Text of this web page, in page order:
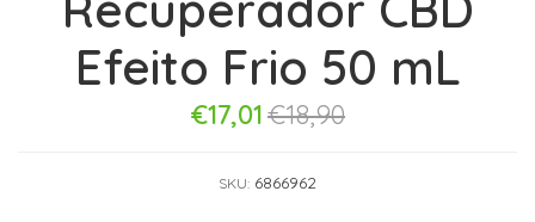
Efeito Frio 50 mL
€17,01€18,90
SKU: 6866962